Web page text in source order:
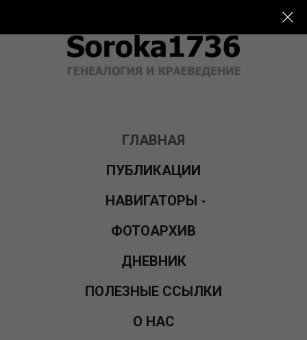
ГЛАВНАЯ
ПУБЛИКАЦИИ
НАВИГАТОРЫ
ФОТОАРХИВ
ДНЕВНИК
ПОЛЕЗНЫЕ ССЫЛКИ
О НАС